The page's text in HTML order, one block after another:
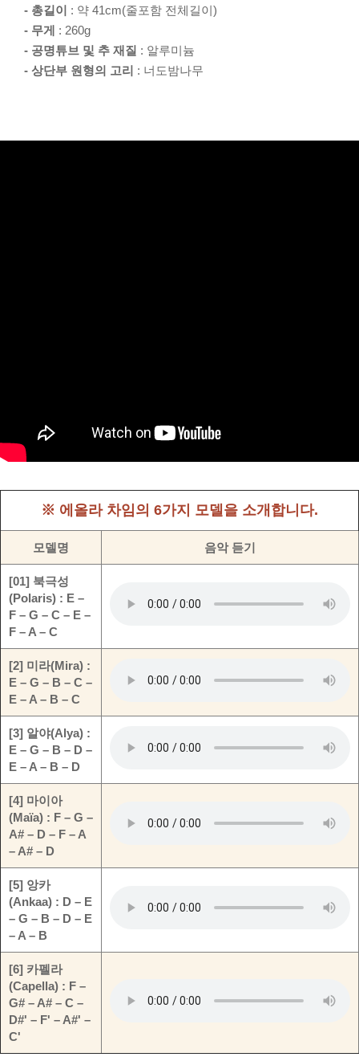
- 총길이
: 약 41cm(줄포함 전체길이)
- 무게 : 260g
- 공명튜브 및 추 재질 : 알루미늄
- 상단부 원형의 고리 : 너도밤나무
※ 에올라 차임의 6가지 모델을 소개합니다.
모델명 음악 듣기
[01] 북극성
(Polaris) : E –
F – G – C – E –
F – A – C
[2] 미라(Mira) :
E – G – B – C –
E – A – B – C
[3] 알야(Alya) :
E – G – B – D –
E – A – B – D
[4] 마이아
(Maïa) : F – G –
A# – D – F – A
– A# – D
[5] 앙카
(Ankaa) : D – E
– G – B – D – E
– A – B
[6] 카펠라
(Capella) : F –
G# – A# – C –
D#' – F' – A#' –
C'